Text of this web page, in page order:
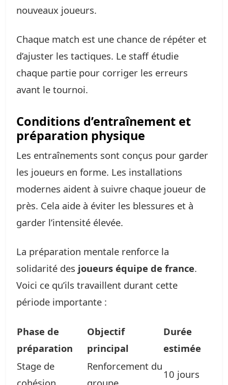
nouveaux joueurs.
Chaque match est une chance de répéter et
d’ajuster les tactiques. Le staff étudie
chaque partie pour corriger les erreurs
avant le tournoi.
Conditions d’entraînement et
préparation physique
Les entraînements sont conçus pour garder
les joueurs en forme. Les installations
modernes aident à suivre chaque joueur de
près. Cela aide à éviter les blessures et à
garder l’intensité élevée.
La préparation mentale renforce la
solidarité des joueurs équipe de france.
Voici ce qu’ils travaillent durant cette
période importante :
Phase de
préparation
Objectif
principal
Durée
estimée
Stage de
Renforcement du
10 jours